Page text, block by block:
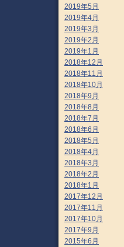
2019年5月
2019年4月
2019年3月
2019年2月
2019年1月
2018年12月
2018年11月
2018年10月
2018年9月
2018年8月
2018年7月
2018年6月
2018年5月
2018年4月
2018年3月
2018年2月
2018年1月
2017年12月
2017年11月
2017年10月
2017年9月
2015年6月